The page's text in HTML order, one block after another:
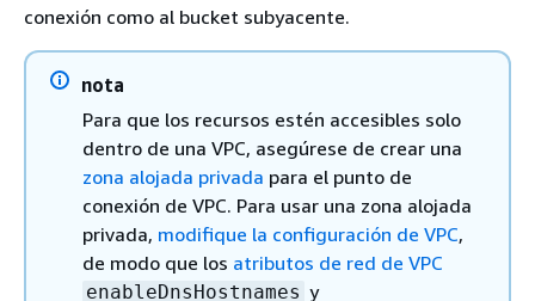
conexión como al bucket subyacente.
nota
Para que los recursos estén accesibles solo
dentro de una VPC, asegúrese de crear una
zona alojada privada para el punto de
conexión de VPC. Para usar una zona alojada
privada, modifique la configuración de VPC,
de modo que los atributos de red de VPC
enableDnsHostnames y